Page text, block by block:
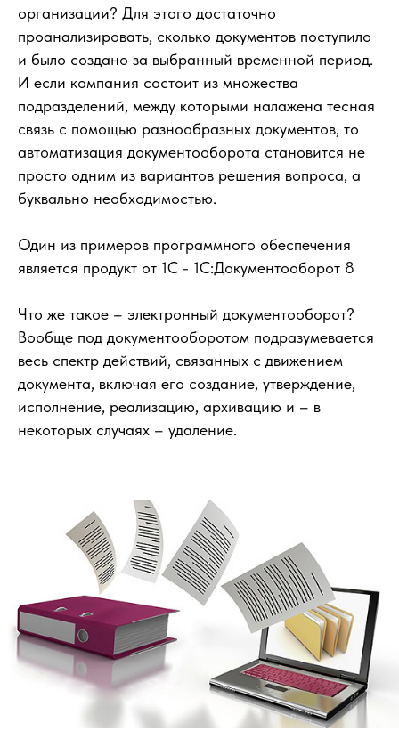
организации? Для этого достаточно
проанализировать, сколько документов поступило
и было создано за выбранный временной период.
И если компания состоит из множества
подразделений, между которыми налажена тесная
связь с помощью разнообразных документов, то
автоматизация документооборота становится не
просто одним из вариантов решения вопроса, а
буквально необходимостью.
Один из примеров программного обеспечения
является продукт от 1С - 1С:Документооборот 8
Что же такое – электронный документооборот?
Вообще под документооборотом подразумевается
весь спектр действий, связанных с движением
документа, включая его создание, утверждение,
исполнение, реализацию, архивацию и – в
некоторых случаях – удаление.